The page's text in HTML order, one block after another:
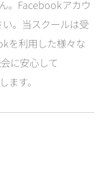
。Facebookアカウ
。当スクールは受
を利用した様々な
に安心して
す。